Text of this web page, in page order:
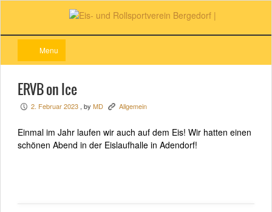
Menu
ERVB on Ice
P 2. Februar 2023 , by MD K Allgemein
Einmal im Jahr laufen wir auch auf dem Eis! Wir hatten einen
schönen Abend in der Eislaufhalle in Adendorf!